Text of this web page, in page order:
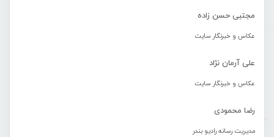
مجتبی حسن زاده
عکاس و خبرنگار سایت
علی آرمان نژاد
عکاس و خبرنگار سایت
رضا محمودی
مدیریت رسانه رادیو بندر